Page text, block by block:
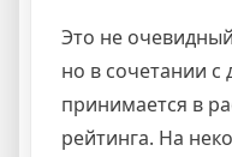
Это не
но в сочетании с
принимается в
рейтинга. На